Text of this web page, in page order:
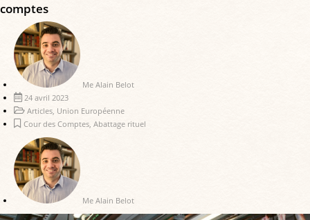
comptes
Me Alain Belot
24 avril 2023
Articles, Union Européenne
Cour des Comptes, Abattage rituel
Me Alain Belot